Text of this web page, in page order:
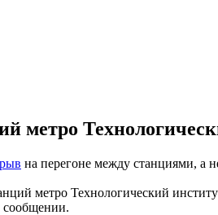
метро
на перегоне между станциями, а
метро Технологический
сообщении.